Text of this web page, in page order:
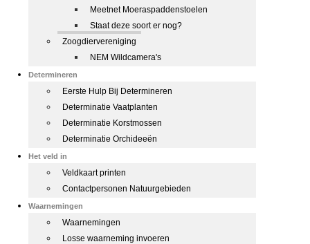
Meetnet Moeraspaddenstoelen
Staat deze soort er nog?
Zoogdiervereniging
NEM Wildcamera's
Determineren
Eerste Hulp Bij Determineren
Determinatie Vaatplanten
Determinatie Korstmossen
Determinatie Orchideeën
Het veld in
Veldkaart printen
Contactpersonen Natuurgebieden
Waarnemingen
Waarnemingen
Losse waarneming invoeren